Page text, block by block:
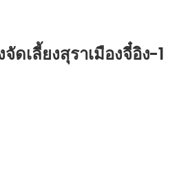
เลี้ยงสุราเมืองจี๋อิง-1